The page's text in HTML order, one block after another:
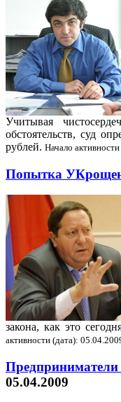
Учитывая
обстоятельств, суд
рублей. Начало
Попытка
закона, как это
активности (дата):
05.04.2009